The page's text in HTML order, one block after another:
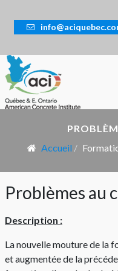
Accueil
Problèmes au
Description :
La nouvelle mouture de la
et augmentée de la